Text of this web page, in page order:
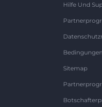
Hilfe Und
Sitemap